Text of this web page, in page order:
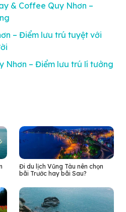
& Coffee Quy Nhơn –
– Điểm lưu trú tuyệt với
Nhơn – Điểm lưu trú lí tưởng
Đi du lịch Vũng Tàu nên chọn
bãi Trước hay bãi Sau?